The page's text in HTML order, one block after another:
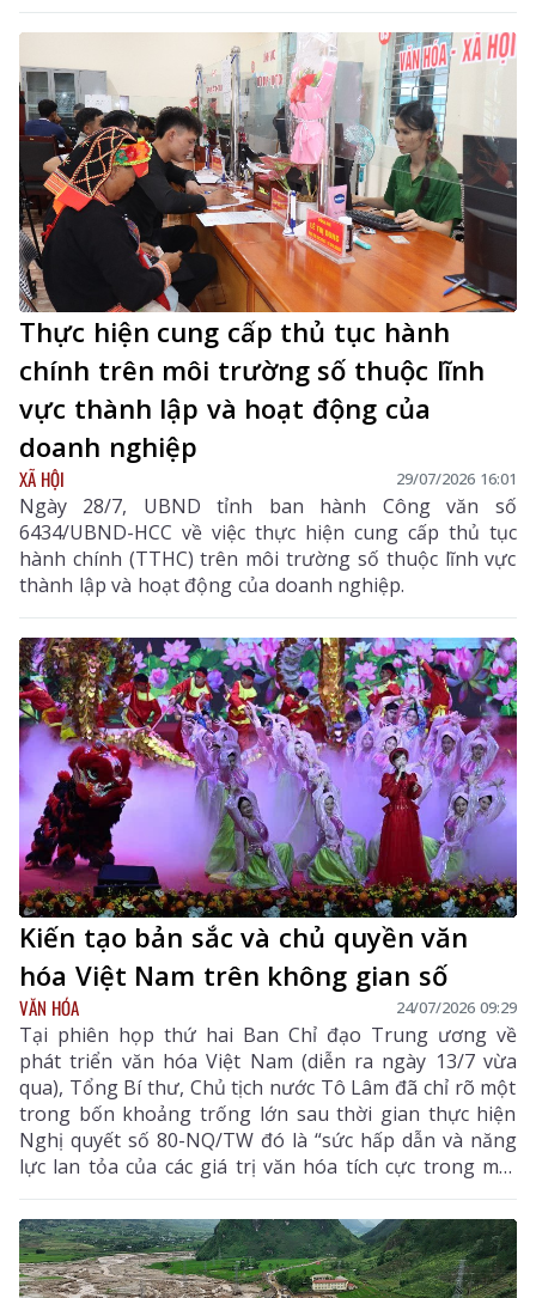
số.
Thực hiện cung cấp thủ tục hành
chính trên môi trường số thuộc lĩnh
vực thành lập và hoạt động của
doanh nghiệp
XÃ HỘI 29/07/2026 16:01
Ngày 28/7, UBND tỉnh ban hành Công văn số
6434/UBND-HCC về việc thực hiện cung cấp thủ tục
hành chính (TTHC) trên môi trường số thuộc lĩnh vực
thành lập và hoạt động của doanh nghiệp.
Kiến tạo bản sắc và chủ quyền văn
hóa Việt Nam trên không gian số
VĂN HÓA 24/07/2026 09:29
Tại phiên họp thứ hai Ban Chỉ đạo Trung ương về
phát triển văn hóa Việt Nam (diễn ra ngày 13/7 vừa
qua), Tổng Bí thư, Chủ tịch nước Tô Lâm đã chỉ rõ một
trong bốn khoảng trống lớn sau thời gian thực hiện
Nghị quyết số 80-NQ/TW đó là “sức hấp dẫn và năng
lực lan tỏa của các giá trị văn hóa tích cực trong môi
trường số chưa theo kịp tốc độ phát triển của các nền
tảng và nội dung số”. Đây là điểm nghẽn đang cản trở
quá trình chuyển hóa văn hóa thành nguồn lực nội
sinh, sức mạnh mềm và động lực phát triển đất nước.